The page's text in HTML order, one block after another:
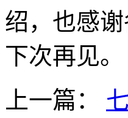
绍，也感
下次再见。
上一篇：